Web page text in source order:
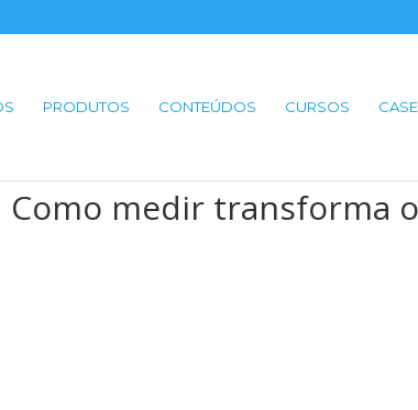
PRODUTOS CONTEÚDOS CURSOS
Como medir transforma